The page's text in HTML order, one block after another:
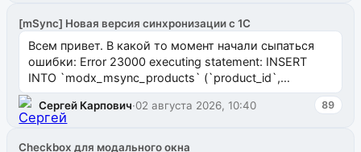
[mSync] Новая версия синхронизации с 1С
Всем привет. В какой то момент начали сыпаться
ошибки: Error 23000 executing statement: INSERT
INTO `modx_msync_products` (`product_id`,
`uuid_1c`) VALUES ...
Сергей Карпович·02 августа 2026, 10:40 89
Checkbox для модального окна